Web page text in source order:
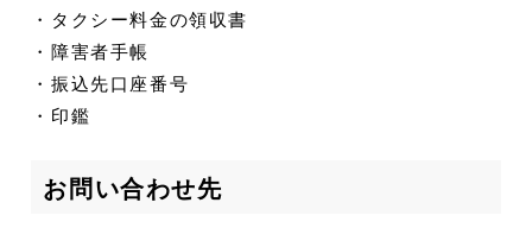
・タクシー料金の領収書
・障害者手帳
・振込先口座番号
・印鑑
お問い合わせ先